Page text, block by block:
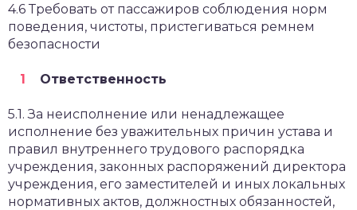
4.6 Требовать от пассажиров соблюдения норм
поведения, чистоты, пристегиваться ремнем
безопасности
Ответственность
5.1. За неисполнение или ненадлежащее
исполнение без уважительных причин устава и
правил внутреннего трудового распорядка
учреждения, законных распоряжений директора
учреждения, его заместителей и иных локальных
нормативных актов, должностных обязанностей,